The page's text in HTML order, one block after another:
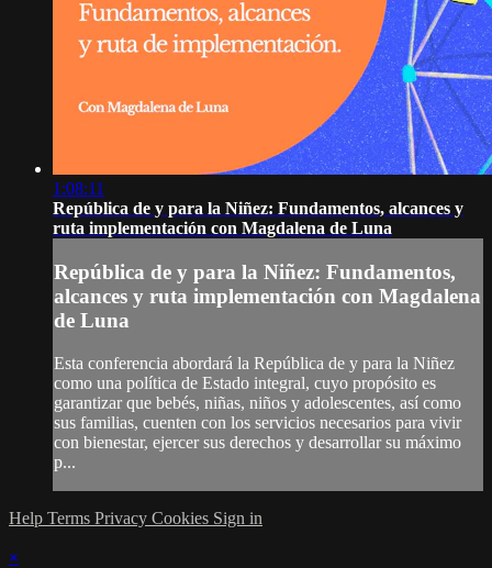
1:08:11
República de y para la Niñez: Fundamentos, alcances y
ruta implementación con Magdalena de Luna
República de y para la Niñez: Fundamentos,
alcances y ruta implementación con Magdalena
de Luna
Esta conferencia abordará la República de y para la Niñez
como una política de Estado integral, cuyo propósito es
garantizar que bebés, niñas, niños y adolescentes, así como
sus familias, cuenten con los servicios necesarios para vivir
con bienestar, ejercer sus derechos y desarrollar su máximo
p...
Help Terms Privacy Cookies Sign in
×